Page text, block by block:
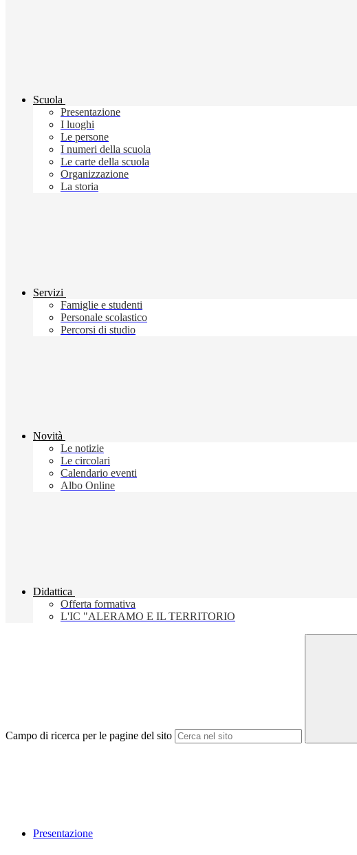
Scuola
Presentazione
I luoghi
Le persone
I numeri della scuola
Le carte della scuola
Organizzazione
La storia
Servizi
Famiglie e studenti
Personale scolastico
Percorsi di studio
Novità
Le notizie
Le circolari
Calendario eventi
Albo Online
Didattica
Offerta formativa
L'IC "ALERAMO E IL TERRITORIO
Campo di ricerca per le pagine del sito
Presentazione